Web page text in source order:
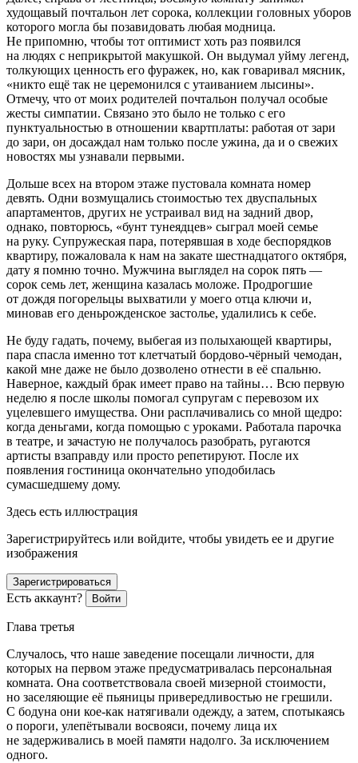
худощавый почтальон лет сорока, коллекции головных уборов
которого могла бы позавидовать любая модница.
Не припомню, чтобы тот оптимист хоть раз появился
на людях с неприкрытой макушкой. Он выдумал уйму легенд,
толкующих ценность его фуражек, но, как говаривал мясник,
«никто ещё так не церемонился с утаиванием лысины».
Отмечу, что от моих родителей почтальон получал особые
жесты симпатии. Связано это было не только с его
пунктуальностью в отношении квартплаты: работая от зари
до зари, он досаждал нам только после ужина, да и о свежих
новостях мы узнавали первыми.
Дольше всех на втором этаже пустовала комната номер
девять. Одни возмущались стоимостью тех двуспальных
апартаментов, других не устраивал вид на задний двор,
однако, повторюсь, «бунт тунеядцев» сыграл моей семье
на руку. Супружеская пара, потерявшая в ходе беспорядков
квартиру, пожаловала к нам на закате шестнадцатого октября,
дату я помню точно. Мужчина выглядел на сорок пять —
сорок семь лет, женщина казалась моложе. Продрогшие
от дождя погорельцы выхватили у моего отца ключи и,
миновав его деньрожденское застолье, удалились к себе.
Не буду гадать, почему, выбегая из полыхающей квартиры,
пара спасла именно тот клетчатый бордово-чёрный чемодан,
какой мне даже не было дозволено отнести в её спальню.
Наверное, каждый брак имеет право на тайны… Всю первую
неделю я после школы помогал супругам с перевозом их
уцелевшего имущества. Они расплачивались со мной щедро:
когда деньгами, когда помощью с уроками. Работала парочка
в театре, и зачастую не получалось разобрать, ругаются
артисты взаправду или просто репетируют. После их
появления гостиница окончательно уподобилась
сумасшедшему дому.
Здесь есть иллюстрация
Зарегистрируйтесь или войдите, чтобы увидеть ее и другие
изображения
Зарегистрироваться
Есть аккаунт? Войти
Глава третья
Случалось, что наше заведение посещали личности, для
которых на первом этаже предусматривалась персональная
комната. Она соответствовала своей мизерной стоимости,
но заселяющие её пьяницы привередливостью не грешили.
С бодуна они кое-как натягивали одежду, а затем, спотыкаясь
о пороги, улепётывали восвояси, почему лица их
не задерживались в моей памяти надолго. За исключением
одного.